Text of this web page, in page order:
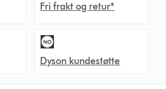
Fri frakt og retur*
Dyson kundestøtte